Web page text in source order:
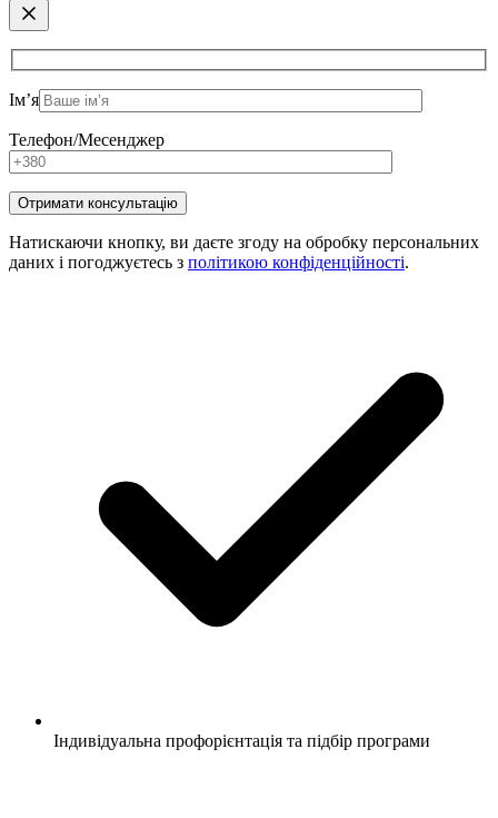
Ім’я
Телефон/Месенджер
Натискаючи кнопку, ви даєте згоду на обробку персональних
даних і погоджуєтесь з політикою конфіденційності.
Індивідуальна профорієнтація та підбір програми